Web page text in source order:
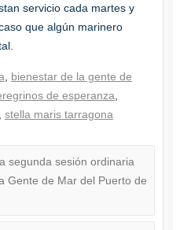
servicio cada martes y
que algún marinero
bienestar de la gente de
de esperanza
stella maris tarragona
segunda sesión ordinaria
Gente de Mar del Puerto de